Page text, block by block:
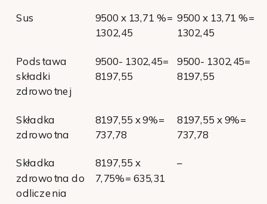
Sus
9500 x 13,71 %=
1302,45
9500 x 13,71 %=
1302,45
Podstawa
składki
zdrowotnej
9500- 1302,45=
8197,55
9500- 1302,45=
8197,55
Składka
zdrowotna
8197,55 x 9%=
737,78
8197,55 x 9%=
737,78
Składka
zdrowotna do
odliczenia
8197,55 x
7,75%= 635,31
–